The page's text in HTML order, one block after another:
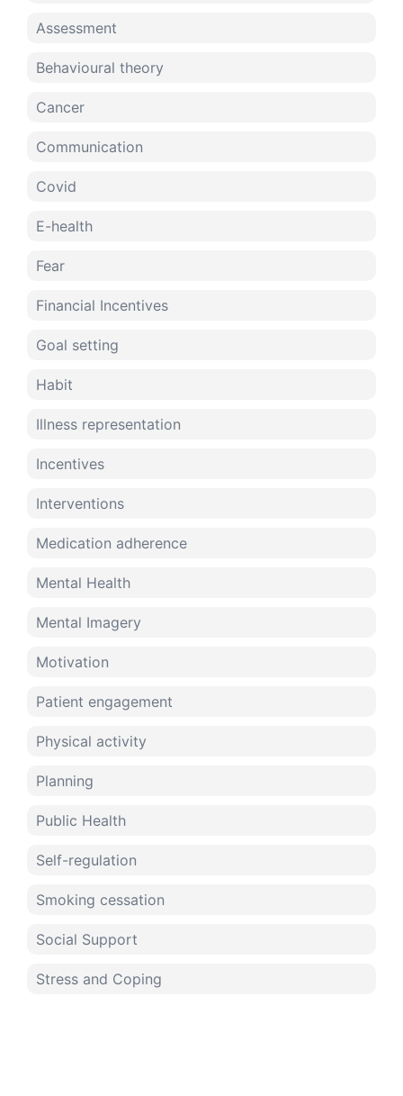
Assessment
Behavioural theory
Cancer
Communication
Covid
E-health
Fear
Financial Incentives
Goal setting
Habit
Illness representation
Incentives
Interventions
Medication adherence
Mental Health
Mental Imagery
Motivation
Patient engagement
Physical activity
Planning
Public Health
Self-regulation
Smoking cessation
Social Support
Stress and Coping